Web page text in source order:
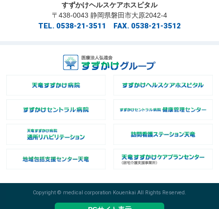
すずかけヘルスケアホスピタル
〒438-0043 静岡県磐田市大原2042-4
TEL. 0538-21-3511 FAX. 0538-21-3512
Copyright © medical corporation Kouenkai All Rights Reserved.